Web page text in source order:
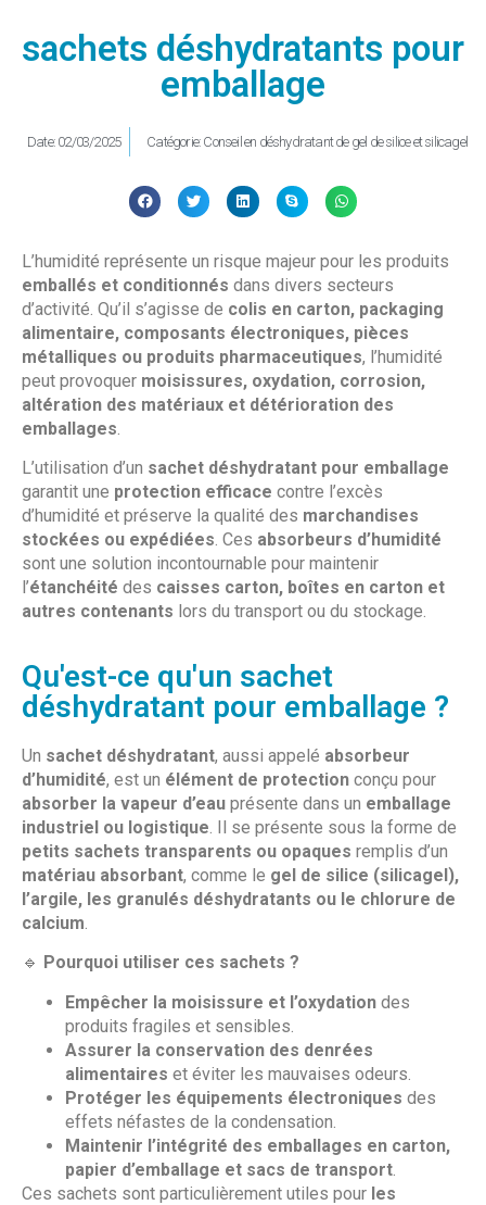
sachets déshydratants pour
emballage
Date: 02/03/2025 Catégorie: Conseil en déshydratant de gel de silice et silicagel
L’humidité représente un risque majeur pour les produits
emballés et conditionnés dans divers secteurs
d’activité. Qu’il s’agisse de colis en carton, packaging
alimentaire, composants électroniques, pièces
métalliques ou produits pharmaceutiques, l’humidité
peut provoquer moisissures, oxydation, corrosion,
altération des matériaux et détérioration des
emballages.
L’utilisation d’un sachet déshydratant pour emballage
garantit une protection efficace contre l’excès
d’humidité et préserve la qualité des marchandises
stockées ou expédiées. Ces absorbeurs d’humidité
sont une solution incontournable pour maintenir
l’étanchéité des caisses carton, boîtes en carton et
autres contenants lors du transport ou du stockage.
Qu'est-ce qu'un sachet
déshydratant pour emballage ?
Un sachet déshydratant, aussi appelé absorbeur
d’humidité, est un élément de protection conçu pour
absorber la vapeur d’eau présente dans un emballage
industriel ou logistique . Il se présente sous la forme de
petits sachets transparents ou opaques remplis d’un
matériau absorbant, comme le gel de silice (silicagel),
l’argile, les granulés déshydratants ou le chlorure de
calcium
🔹 Pourquoi utiliser ces sachets ?
Empêcher la moisissure et l’oxydation des
produits fragiles et sensibles.
Assurer la conservation des denrées
alimentaires et éviter les mauvaises odeurs.
Protéger les équipements électroniques des
effets néfastes de la condensation.
Maintenir l’intégrité des emballages en carton,
papier d’emballage et sacs de transport
Ces sachets sont particulièrement utiles pour les